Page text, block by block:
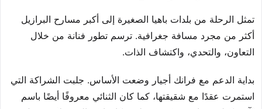
تمثل الرحلة من بلدات باهيا الصغيرة إلى أكبر مسارح البرازيل
أكثر من مجرد مسافة جغرافية. ترسم تطور فنانة من خلال
التعاون، والتحدي، واكتشاف الذات.
بداية الدعم مع فرانك أجيار وضعت الأساس. جلبت الشراكة التي
استمرت عقدًا مع شقيقتها، كما كان الثنائي معروفًا أيضًا باسم